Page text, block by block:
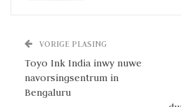
Hierdie prestasieprofiel verseker
en buigsaamheid vir filmprodusente.
Vooruitskouend gaan Brückner 'n 12
VORIGE PLASING
Toyo Ink India inwy nuwe
navorsingsentrum in
Bengaluru